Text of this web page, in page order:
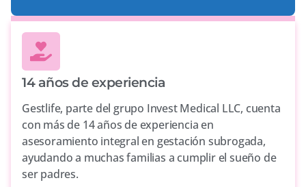
14 años de experiencia
Gestlife, parte del grupo Invest Medical LLC, cuenta
con más de 14 años de experiencia en
asesoramiento integral en gestación subrogada,
ayudando a muchas familias a cumplir el sueño de
ser padres.